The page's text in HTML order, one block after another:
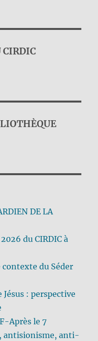
CIRDIC
DE LA
du CIRDIC à
contexte du Séder
: perspective
Après le 7
antisionisme, anti-